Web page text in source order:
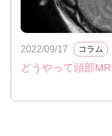
2022/09/17 コラム
どうやって頭部